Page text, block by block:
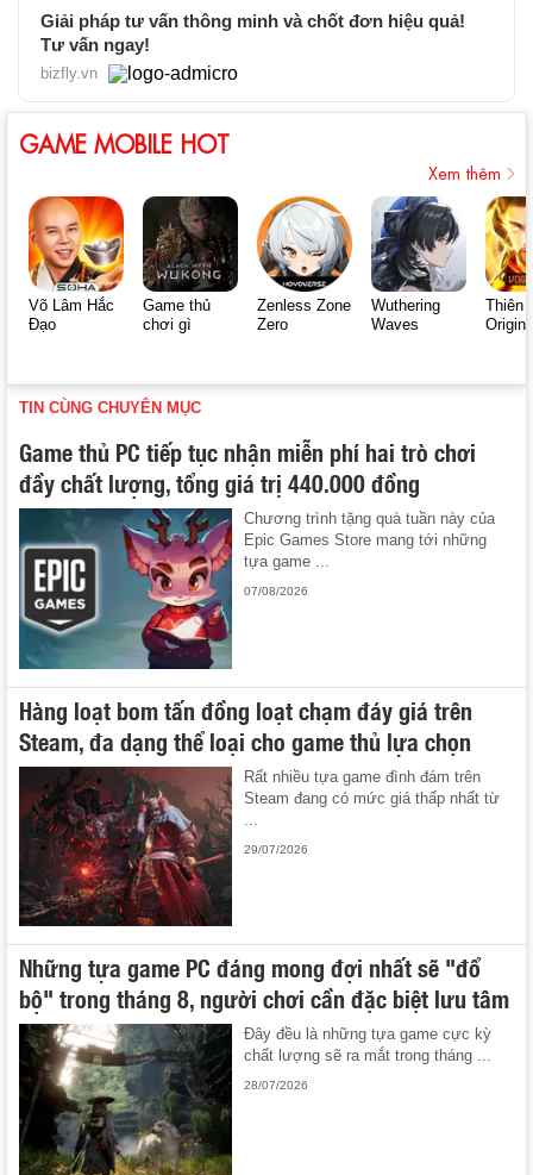
Giải pháp tư vấn thông minh và chốt đơn hiệu quả!
Tư vấn ngay!
bizfly.vn
GAME MOBILE HOT
Xem thêm
Võ Lâm Hắc
Đạo
Game thủ
chơi gì
Zenless Zone
Zero
Wuthering
Waves
Thiên
Origin
TIN CÙNG CHUYÊN MỤC
Game thủ PC tiếp tục nhận miễn phí hai trò chơi
đầy chất lượng, tổng giá trị 440.000 đồng
Chương trình tặng quà tuần này của
Epic Games Store mang tới những
tựa game ...
07/08/2026
Hàng loạt bom tấn đồng loạt chạm đáy giá trên
Steam, đa dạng thể loại cho game thủ lựa chọn
Rất nhiều tựa game đình đám trên
Steam đang có mức giá thấp nhất từ
29/07/2026
Những tựa game PC đáng mong đợi nhất sẽ "đổ
bộ" trong tháng 8, người chơi cần đặc biệt lưu tâm
Đây đều là những tựa game cực kỳ
chất lượng sẽ ra mắt trong tháng ...
28/07/2026